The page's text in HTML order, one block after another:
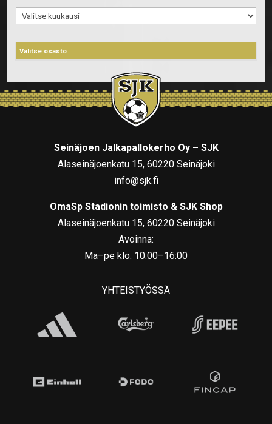
Arkistot
Seinäjoen Jalkapallokerho Oy – SJK
Alaseinäjoenkatu 15, 60220 Seinäjoki
info@sjk.fi
OmaSp Stadionin toimisto & SJK Shop
Alaseinäjoenkatu 15, 60220 Seinäjoki
Avoinna:
Ma–pe klo. 10:00–16:00
YHTEISTYÖSSÄ